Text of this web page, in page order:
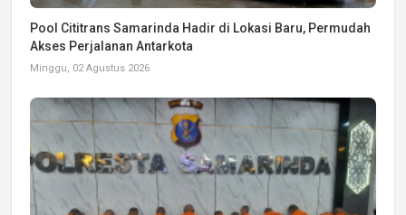
Pool Cititrans Samarinda Hadir di Lokasi Baru, Permudah
Akses Perjalanan Antarkota
Minggu, 02 Agustus 2026